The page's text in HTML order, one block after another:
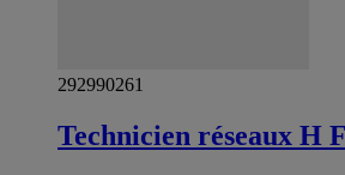
292990261
Technicien réseaux H F